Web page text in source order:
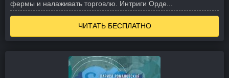
фермы и налаживать торговлю. Интриги Орде...
ЧИТАТЬ БЕСПЛАТНО